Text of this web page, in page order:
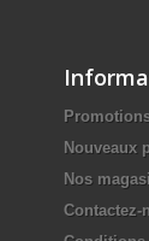
Nouveaux
Nos
Contactez-